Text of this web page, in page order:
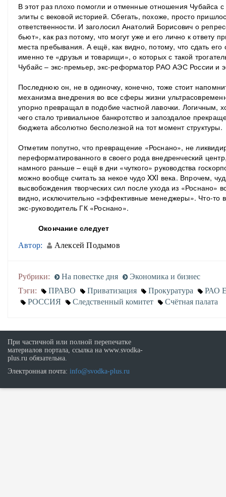
В этот раз плохо помогли и отменные отношения Чубайса
элиты с вековой историей. Сбегать, похоже, просто
ответственности. И заголосил Анатолий Борисович о
бьют», как раз потому, что могут уже и его лично к ответу
места пребывания. А ещё, как видно, потому, что сдать
именно те «друзья и товарищи», о которых с такой
Чубайс – экс-премьер, экс-реформатор РАО АЭС России и
Последнюю он, не в одиночку, конечно, тоже стоит
механизма внедрения во все сферы жизни
упорно превращал в подобие частной лавочки. Логичным,
чего стало тривиальное банкротство и запоздалое
бюджета абсолютно бесполезной на тот момент структуры.
Отметим попутно, что превращение «Роснано», не
переформатированного в своего рода внедренческий
намного раньше – ещё в дни «чуткого» руководства
можно вообще считать за некое чудо XXI века. Впрочем,
высвобождения творческих сил после ухода из «Роснано»
видно, исключительно «эффективные менеджеры». Что-то
экс-руководитель ГК «Роснано».
Окончание следует
Автор: Алексей Подымов
Рубрики: На повестке дня
Экономика и бизнес
Тэги:
ПРАВО Приватизация Прокуратура
РАО
РОССИЯ
Следственный комитет Счётная палата
При частичной или полной перепечатке
материалов портала, ссылка на www.svodka-
plus.ru обязательна.
Электронная почта: info@svodka-plus.ru